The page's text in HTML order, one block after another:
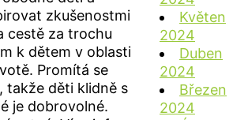
zkušenostmi
cestě za trochu
k dětem v oblasti
Promítá se
takže děti klidně s
je dobrovolné.
Květen
2024
Duben
2024
Březen
2024